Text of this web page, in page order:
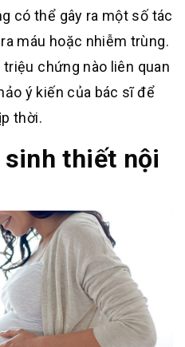
có thể gây ra một số tác
máu hoặc nhiễm trùng.
chứng nào liên quan
ý kiến của bác sĩ để
thời.
thiết nội